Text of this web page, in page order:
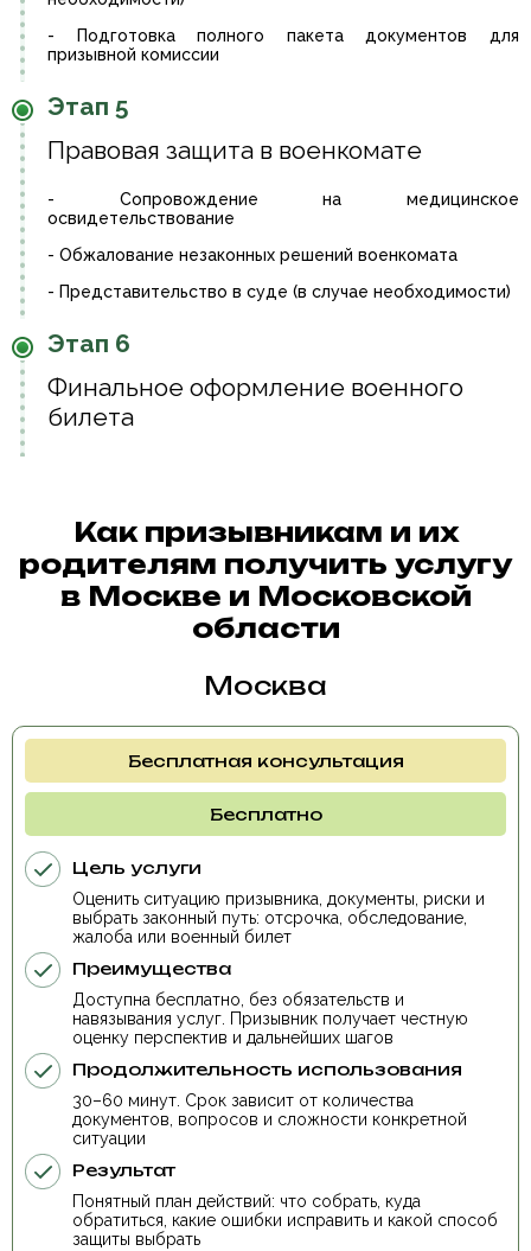
- Подготовка полного пакета документов для
призывной комиссии
Этап 5
Правовая защита в военкомате
- Сопровождение на медицинское
освидетельствование
- Обжалование незаконных решений военкомата
- Представительство в суде (в случае необходимости)
Этап 6
Финальное оформление военного
билета
Как призывникам и их
родителям получить услугу
в Москве и Московской
области
Москва
Бесплатная консультация
Бесплатно
Цель услуги
Оценить ситуацию призывника, документы, риски и
выбрать законный путь: отсрочка, обследование,
жалоба или военный билет
Преимущества
Доступна бесплатно, без обязательств и
навязывания услуг. Призывник получает честную
оценку перспектив и дальнейших шагов
Продолжительность использования
30–60 минут. Срок зависит от количества
документов, вопросов и сложности конкретной
ситуации
Результат
Понятный план действий: что собрать, куда
обратиться, какие ошибки исправить и какой способ
защиты выбрать